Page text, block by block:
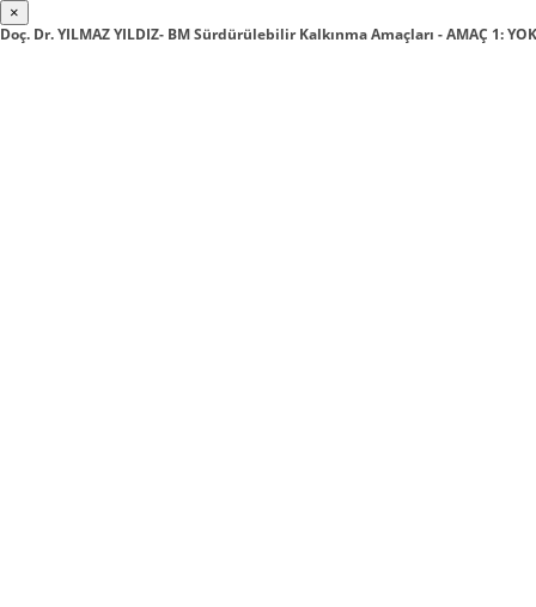
×
Doç. Dr. YILMAZ YILDIZ- BM Sürdürülebilir Kalkınma Amaçları - AMAÇ 1: